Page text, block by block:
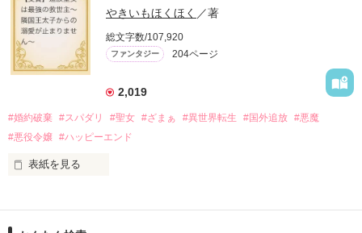
ディです。
＊この世界のお金はお札にさせてください。
＊なろう、カクヨム、アルファポリス掲載中
作品を読む
「いやっほぉぉおお〜い！！！！」
バンジーした侯爵令嬢の先にいたのは
甘いマスクの公爵様の頭上でした
「ど、どいてぇぇぇえ！！！！！」
「…は？」
やきいもほくほく ／著
総文字数/107,920
ファンタジー 204ページ
2,019
#婚約破棄 #スパダリ #聖女 #ざまぁ #異世界転生 #国外追放 #悪魔
#悪役令嬢 #ハッピーエンド
表紙を見る
第5回 一二三書房 WEB小説大賞